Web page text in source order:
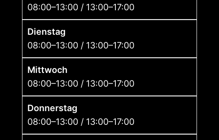
08:00–13:00 / 13:00–17:00
Dienstag
08:00–13:00 / 13:00–17:00
Mittwoch
08:00–13:00 / 13:00–17:00
Donnerstag
08:00–13:00 / 13:00–17:00